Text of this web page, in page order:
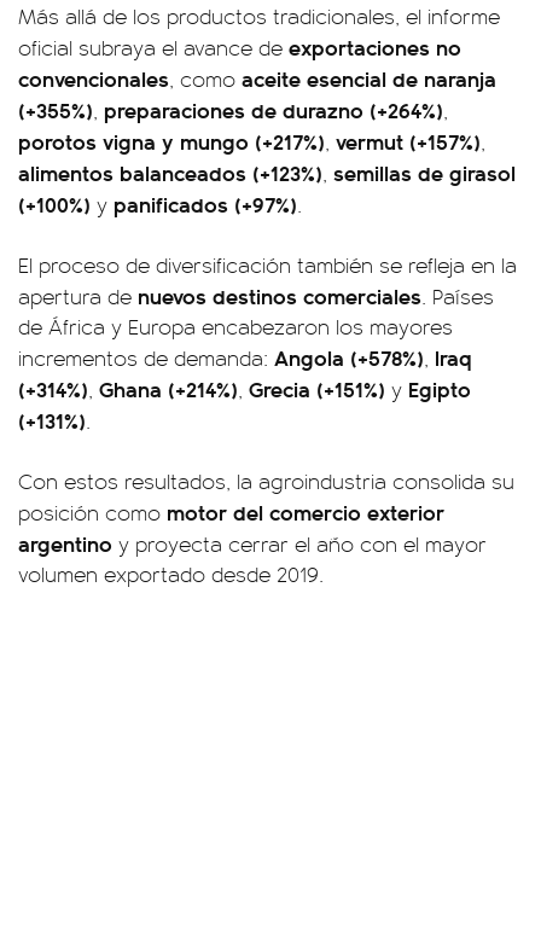
Más allá de los productos tradicionales, el informe
oficial subraya el avance de exportaciones no
convencionales, como aceite esencial de naranja
(+355%), preparaciones de durazno (+264%),
porotos vigna y mungo (+217%), vermut (+157%),
alimentos balanceados (+123%), semillas de girasol
(+100%) y panificados (+97%).
El proceso de diversificación también se refleja en la
apertura de nuevos destinos comerciales. Países
de África y Europa encabezaron los mayores
incrementos de demanda: Angola (+578%), Iraq
(+314%), Ghana (+214%), Grecia (+151%) y Egipto
(+131%).
Con estos resultados, la agroindustria consolida su
posición como motor del comercio exterior
argentino y proyecta cerrar el año con el mayor
volumen exportado desde 2019.